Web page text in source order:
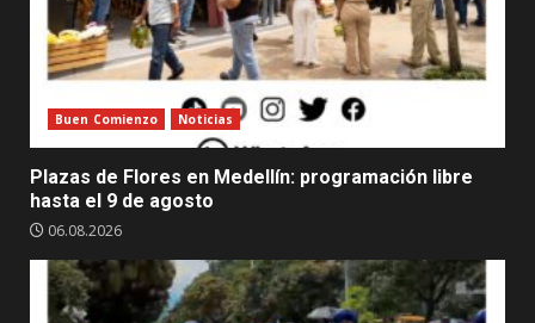
Festival
Buen
Comienzo
Buen Comienzo Noticias
Plazas de Flores en Medellín: programación libre
hasta el 9 de agosto
06.08.2026